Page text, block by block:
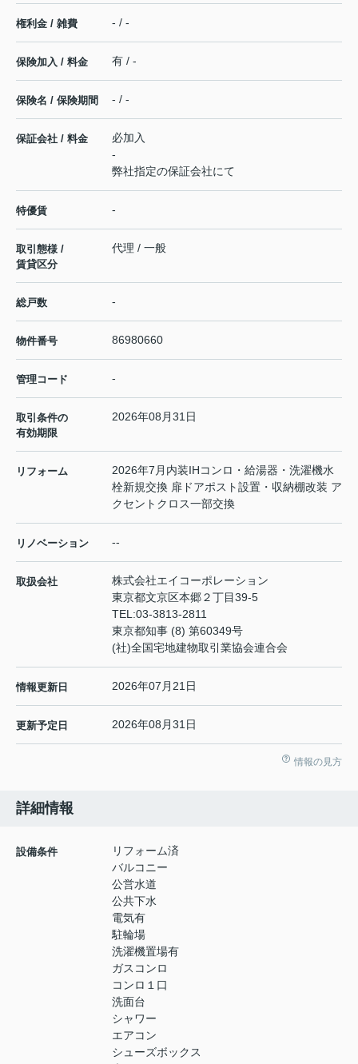
権利金 / 雑費 - / -
保険加入 / 料金 有 / -
保険名 / 保険期間 - / -
保証会社 / 料金
必加入
-
弊社指定の保証会社にて
特優賃 -
取引態様 /
賃貸区分
代理 / 一般
総戸数 -
物件番号 86980660
管理コード -
取引条件の
有効期限
2026年08月31日
リフォーム
2026年7月内装IHコンロ・給湯器・洗濯機水
栓新規交換 扉ドアポスト設置・収納棚改装 ア
クセントクロス一部交換
リノベーション --
取扱会社
株式会社エイコーポレーション
東京都文京区本郷２丁目39-5
TEL:03-3813-2811
東京都知事 (8) 第60349号
(社)全国宅地建物取引業協会連合会
情報更新日 2026年07月21日
更新予定日 2026年08月31日
情報の見方
詳細情報
設備条件
リフォーム済
バルコニー
公営水道
公共下水
電気有
駐輪場
洗濯機置場有
ガスコンロ
コンロ１口
洗面台
シャワー
エアコン
シューズボックス